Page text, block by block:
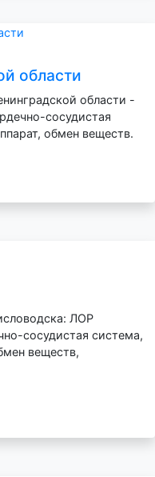
области
области -
сосудистая
обмен веществ.
ЛОР
сосудистая система,
веществ,